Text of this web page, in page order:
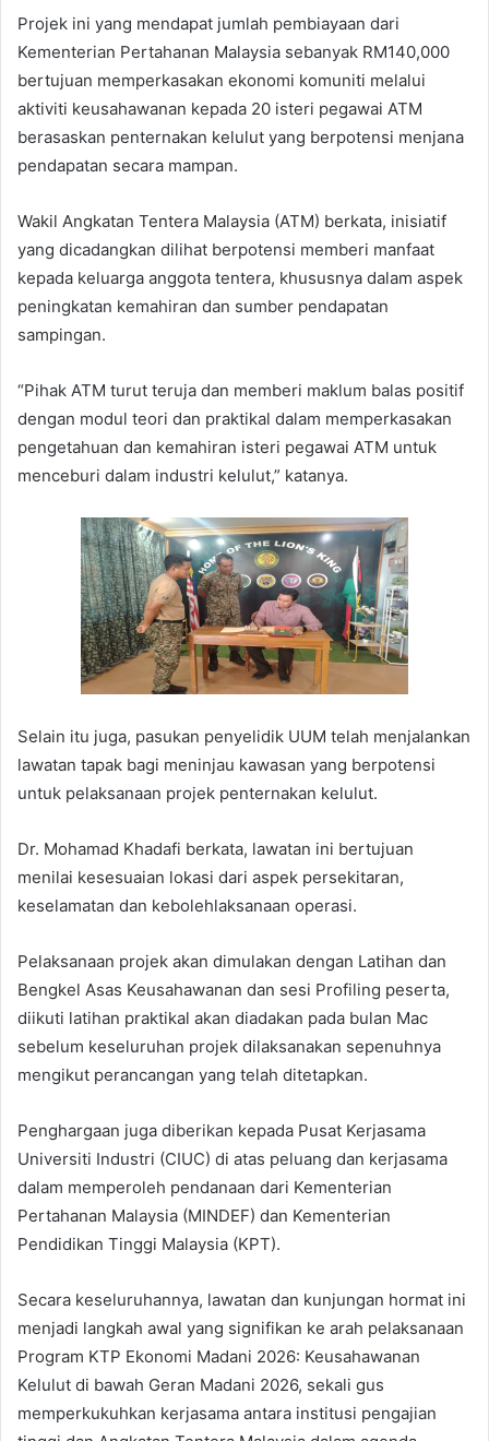
Projek ini yang mendapat jumlah pembiayaan dari
Kementerian Pertahanan Malaysia sebanyak RM140,000
bertujuan memperkasakan ekonomi komuniti melalui
aktiviti keusahawanan kepada 20 isteri pegawai ATM
berasaskan penternakan kelulut yang berpotensi menjana
pendapatan secara mampan.
Wakil Angkatan Tentera Malaysia (ATM) berkata, inisiatif
yang dicadangkan dilihat berpotensi memberi manfaat
kepada keluarga anggota tentera, khususnya dalam aspek
peningkatan kemahiran dan sumber pendapatan
sampingan.
“Pihak ATM turut teruja dan memberi maklum balas positif
dengan modul teori dan praktikal dalam memperkasakan
pengetahuan dan kemahiran isteri pegawai ATM untuk
menceburi dalam industri kelulut,” katanya.
Selain itu juga, pasukan penyelidik UUM telah menjalankan
lawatan tapak bagi meninjau kawasan yang berpotensi
untuk pelaksanaan projek penternakan kelulut.
Dr. Mohamad Khadafi berkata, lawatan ini bertujuan
menilai kesesuaian lokasi dari aspek persekitaran,
keselamatan dan kebolehlaksanaan operasi.
Pelaksanaan projek akan dimulakan dengan Latihan dan
Bengkel Asas Keusahawanan dan sesi Profiling peserta,
diikuti latihan praktikal akan diadakan pada bulan Mac
sebelum keseluruhan projek dilaksanakan sepenuhnya
mengikut perancangan yang telah ditetapkan.
Penghargaan juga diberikan kepada Pusat Kerjasama
Universiti Industri (CIUC) di atas peluang dan kerjasama
dalam memperoleh pendanaan dari Kementerian
Pertahanan Malaysia (MINDEF) dan Kementerian
Pendidikan Tinggi Malaysia (KPT).
Secara keseluruhannya, lawatan dan kunjungan hormat ini
menjadi langkah awal yang signifikan ke arah pelaksanaan
Program KTP Ekonomi Madani 2026: Keusahawanan
Kelulut di bawah Geran Madani 2026, sekali gus
memperkukuhkan kerjasama antara institusi pengajian